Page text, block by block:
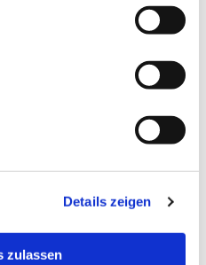
Details zeigen
zulassen
Sie auch